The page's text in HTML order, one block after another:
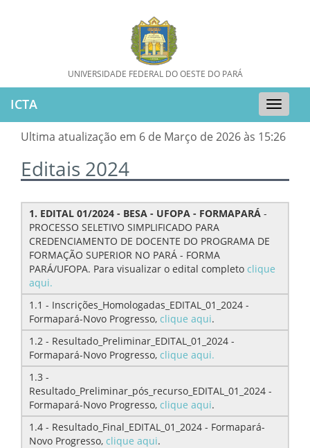
UNIVERSIDADE FEDERAL DO OESTE DO PARÁ
Toggle
ICTA
Ultima atualização em 6 de Março de 2026 às 15:26
Editais 2024
1. EDITAL 01/2024 - BESA - UFOPA - FORMAPARÁ -
PROCESSO SELETIVO SIMPLIFICADO PARA
CREDENCIAMENTO DE DOCENTE DO PROGRAMA DE
FORMAÇÃO SUPERIOR NO PARÁ - FORMA
PARÁ/UFOPA. Para visualizar o edital completo clique
aqui.
1.1 - Inscrições_Homologadas_EDITAL_01_2024 -
Formapará-Novo Progresso, clique aqui.
1.2 - Resultado_Preliminar_EDITAL_01_2024 -
Formapará-Novo Progresso, clique aqui.
1.3 -
Resultado_Preliminar_pós_recurso_EDITAL_01_2024 -
Formapará-Novo Progresso, clique aqui.
1.4 - Resultado_Final_EDITAL_01_2024 - Formapará-
Novo Progresso, clique aqui.